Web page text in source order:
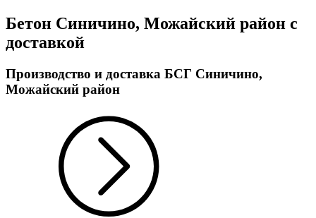
Бетон Синичино, Можайский район с
доставкой
Производство и доставка БСГ Синичино,
Можайский район